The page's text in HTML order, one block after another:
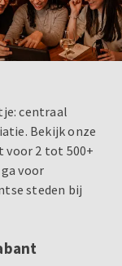
centraal
Bekijk onze
2 tot 500+
voor
steden bij